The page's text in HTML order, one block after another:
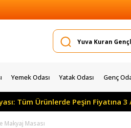
Yemek Odası Yatak Odası Genç
Ürünlerde Peşin Fiyatına 3 Ay
Makyaj Masası